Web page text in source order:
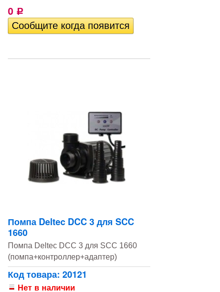
0 Р
Помпа Deltec DCC 3 для SCC
1660
Помпа Deltec DCC 3 для SCC 1660
(помпа+контроллер+адаптер)
Код товара: 20121
Нет в наличии